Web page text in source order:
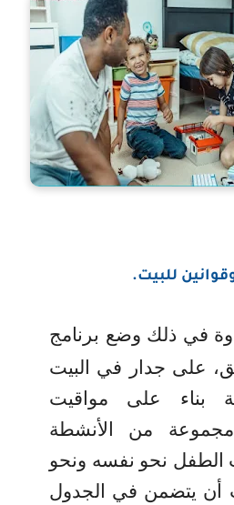
للبيت.
في ذلك وضع برنامج
على جدار في البيت
بناء على مواقيت
ة من الأنشطة
الطفل نحو نفسه ونحو
أن يتضمن في الجدول